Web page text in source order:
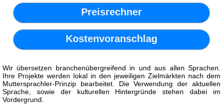
Preisrechner
Kostenvoranschlag
Wir übersetzen branchenübergreifend in und aus allen Sprachen.
Ihre Projekte werden lokal in den jeweiligen Zielmärkten nach dem
Muttersprachler-Prinzip bearbeitet. Die Verwendung der aktuellen
Sprache, sowie der kulturellen Hintergründe stehen dabei im
Vordergrund.